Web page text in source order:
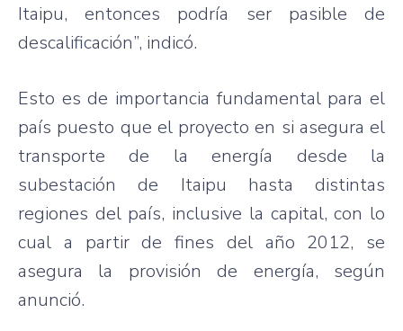
Itaipu, entonces podría ser pasible de
descalificación”, indicó.
Esto es de importancia fundamental para el
país puesto que el proyecto en si asegura el
transporte de la energía desde la
subestación de Itaipu hasta distintas
regiones del país, inclusive la capital, con lo
cual a partir de fines del año 2012, se
asegura la provisión de energía, según
anunció.